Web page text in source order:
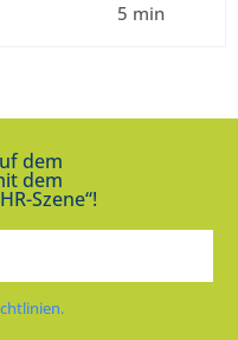
5 min
dem
dem
Szene“!